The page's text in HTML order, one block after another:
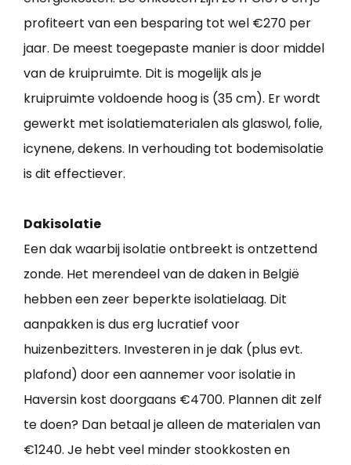
profiteert van een besparing tot wel €270 per
jaar. De meest toegepaste manier is door middel
van de kruipruimte. Dit is mogelijk als je
kruipruimte voldoende hoog is (35 cm). Er wordt
gewerkt met isolatiematerialen als glaswol, folie,
icynene, dekens. In verhouding tot bodemisolatie
is dit effectiever.
Dakisolatie
Een dak waarbij isolatie ontbreekt is ontzettend
zonde. Het merendeel van de daken in België
hebben een zeer beperkte isolatielaag. Dit
aanpakken is dus erg lucratief voor
huizenbezitters. Investeren in je dak (plus evt.
plafond) door een aannemer voor isolatie in
Haversin kost doorgaans €4700. Plannen dit zelf
te doen? Dan betaal je alleen de materialen van
€1240. Je hebt veel minder stookkosten en